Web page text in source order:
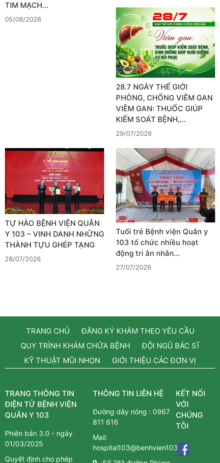
TIM MẠCH…
05/08/2026
28.7 NGÀY THẾ GIỚI
PHÒNG, CHỐNG VIÊM GAN
VIÊM GAN: THUỐC GIÚP
KIỂM SOÁT BỆNH,…
29/07/2026
TỰ HÀO BỆNH VIỆN QUÂN
Y 103 – VINH DANH NHỮNG
THÀNH TỰU GHÉP TẠNG
28/07/2026
Tuổi trẻ Bệnh viện Quân y
103 tổ chức nhiều hoạt
động tri ân nhân…
27/07/2026
TRANG CHỦ
ĐĂNG KÝ KHÁM THEO YÊU CẦU
QUY TRÌNH KHÁM CHỮA BỆNH
ĐỘI NGŨ BÁC SĨ
KỸ THUẬT MŨI NHỌN
GIỚI THIỆU CÁC ĐƠN VỊ
TRANG THÔNG TIN
ĐIỆN TỬ BỆNH VIỆN
QUÂN Y 103
Phiên bản 3.0 - ngày
01/03/2025
Quyết định cho phép
THÔNG TIN LIÊN HỆ
Đường dây nóng :0967
811 616
Mail:
hospital103@benhvien103.vn
KẾT NỐI
VỚI
CHÚNG
TÔI